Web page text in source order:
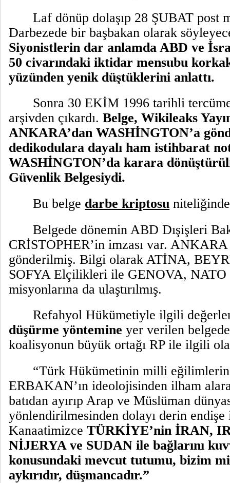
Laf dönüp dolaşıp 28 ŞUBAT post
Darbezede bir başbakan olarak
Siyonistlerin dar anlamda ABD ve
50 civarındaki iktidar mensubu
yüzünden yenik düştüklerini anlattı.
Sonra 30 EKİM 1996 tarihli
arşivden çıkardı. Belge, Wikileaks
ANKARA’dan WASHİNGTON’a
dedikodulara dayalı ham istihbarat
WASHİNGTON’da karara
Güvenlik Belgesiydi.
Bu belge darbe kriptosu
Belgede dönemin ABD Dışişleri
CRİSTOPHER’in imzası var.
gönderilmiş. Bilgi olarak ATİNA,
SOFYA Elçilikleri ile GENOVA,
misyonlarına da ulaştırılmış.
Refahyol Hükümetiyle ilgili
düşürme yöntemine yer verilen
koalisyonun büyük ortağı RP ile ilgili
“Türk Hükümetinin milli
ERBAKAN’ın ideolojisinden ilham
batıdan ayırıp Arap ve Müslüman
yönlendirilmesinden dolayı derin
Kanaatimizce TÜRKİYE’nin İRAN,
NİJERYA ve SUDAN ile bağlarını
konusundaki mevcut tutumu, bizim
aykırıdır, düşmancadır.”